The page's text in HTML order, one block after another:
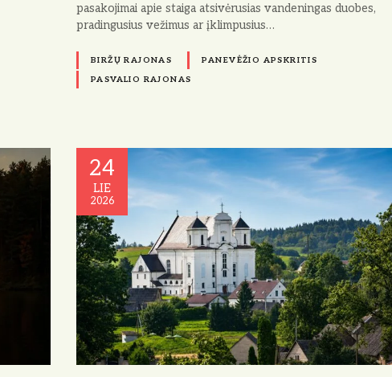
pasakojimai apie staiga atsivėrusias vandeningas duobes,
pradingusius vežimus ar įklimpusius…
BIRŽŲ RAJONAS PANEVĖŽIO APSKRITIS
PASVALIO RAJONAS
24
LIE
2026